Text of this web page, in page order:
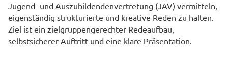
Jugend- und Auszubildendenvertretung (JAV) vermitteln,
eigenständig strukturierte und kreative Reden zu halten.
Ziel ist ein zielgruppengerechter Redeaufbau,
selbstsicherer Auftritt und eine klare Präsentation.